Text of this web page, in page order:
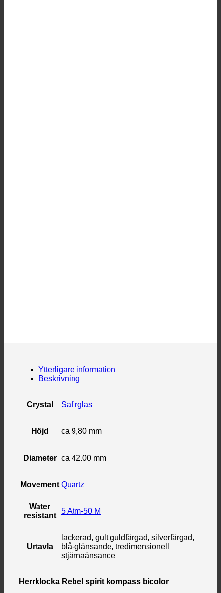
Ytterligare information
Beskrivning
Crystal Safirglas
Höjd ca 9,80 mm
Diameter ca 42,00 mm
Movement Quartz
Water
resistant
5 Atm-50 M
Urtavla
lackerad, gult guldfärgad, silverfärgad,
blå-glänsande, tredimensionell
stjärnaänsande
Herrklocka Rebel spirit kompass bicolor